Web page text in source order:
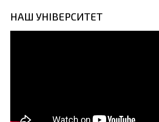
НАШ УНІВЕРСИТЕТ